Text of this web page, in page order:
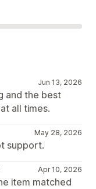
Jun 13, 2026
and the best
all times.
May 28, 2026
support.
Apr 10, 2026
item matched